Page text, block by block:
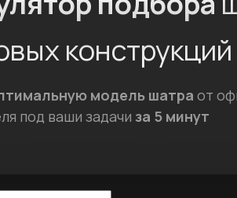
конструкций
модель шатра от
под ваши задачи за 5 минут